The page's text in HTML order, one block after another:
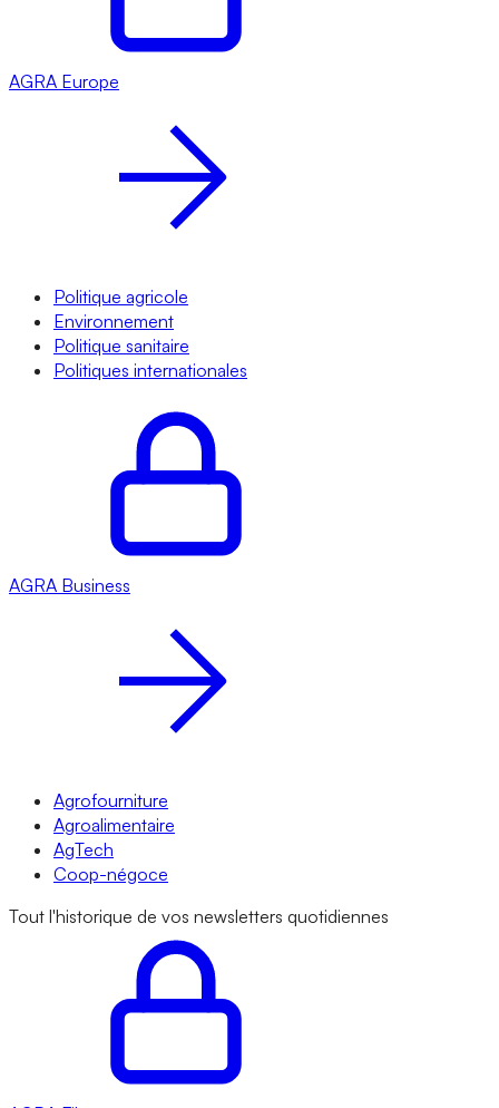
AGRA Europe
Politique agricole
Environnement
Politique sanitaire
Politiques internationales
AGRA Business
Agrofourniture
Agroalimentaire
AgTech
Coop-négoce
Tout l'historique de vos newsletters quotidiennes